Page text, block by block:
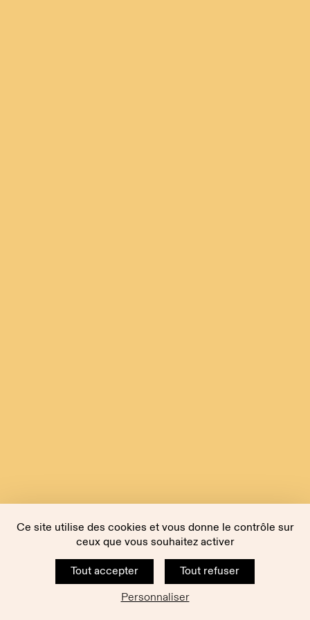
Ce site utilise des cookies et vous donne le contrôle sur
ceux que vous souhaitez activer
Tout accepter
Tout refuser
Personnaliser